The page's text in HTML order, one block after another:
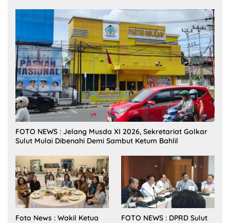
FOTO NEWS : Jelang Musda XI 2026, Sekretariat Golkar
Sulut Mulai Dibenahi Demi Sambut Ketum Bahlil
Foto News : Wakil Ketua
FOTO NEWS : DPRD Sulut